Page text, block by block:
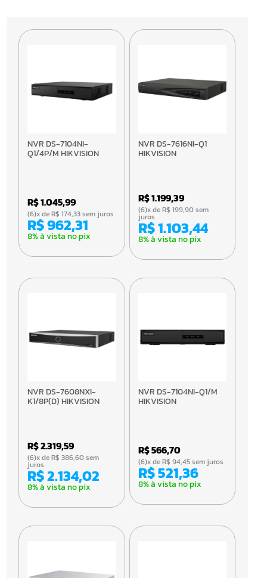
NVR DS-7104NI-
Q1/4P/M HIKVISION
R$ 1.045,99
R$ 962,31
8% à vista no pix
(6)x de R$ 174,33 sem juros
NVR DS-7616NI-Q1
HIKVISION
R$ 1.199,39
R$ 1.103,44
8% à vista no pix
(6)x de R$ 199,90 sem
juros
NVR DS-7608NXI-
K1/8P(D) HIKVISION
R$ 2.319,59
R$ 2.134,02
8% à vista no pix
(6)x de R$ 386,60 sem
juros
NVR DS-7104NI-Q1/M
HIKVISION
R$ 566,70
R$ 521,36
8% à vista no pix
(6)x de R$ 94,45 sem juros